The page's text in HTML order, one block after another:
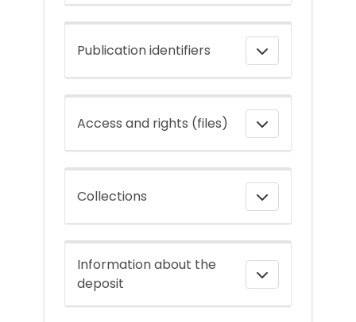
Publication identifiers
Access and rights (files)
Collections
Information about the
deposit